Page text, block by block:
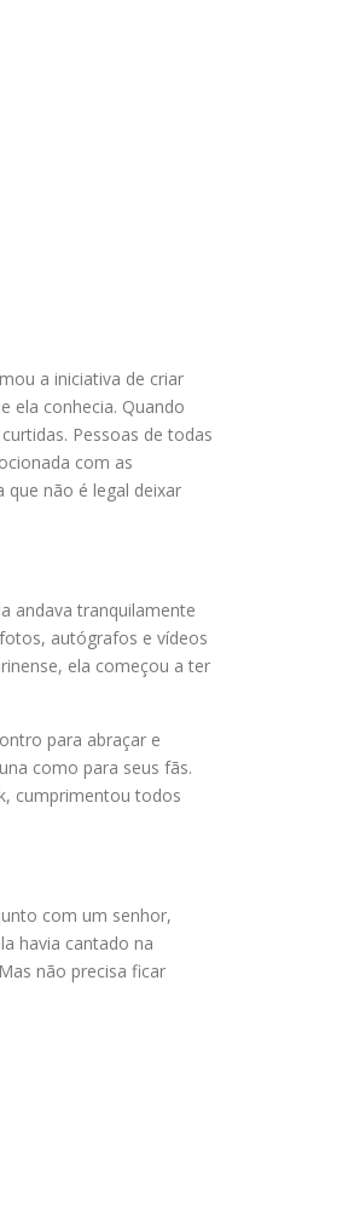
a iniciativa de criar
ela conhecia. Quando
Pessoas de todas
com as
que não é legal deixar
andava tranquilamente
autógrafos e vídeos
ela começou a ter
para abraçar e
como para seus fãs.
cumprimentou todos
com um senhor,
havia cantado na
não precisa ficar